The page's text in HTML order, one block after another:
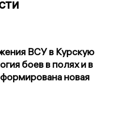
ВСУ в Курскую
боев в полях и в
новая